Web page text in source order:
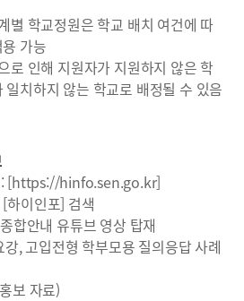
학교정원은 학교 배치 여건에 따
가능
인해 지원자가 지원하지 않은 학
일치하지 않는 학교로 배정될 수 있음
[https://hinfo.sen.go.kr]
하이인포] 검색
합안내 유튜브 영상 탑재
, 고입전형 학부모용 질의응답 사례
보 자료)